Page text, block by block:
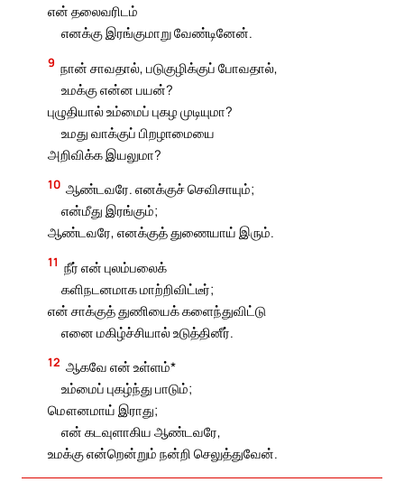
என் தலைவரிடம்
எனக்கு இரங்குமாறு வேண்டினேன்.
9 நான் சாவதால், படுகுழிக்குப் போவதால்,
உமக்கு என்ன பயன்?
புழுதியால் உம்மைப் புகழ முடியுமா?
உமது வாக்குப் பிறழாமையை
அறிவிக்க இயலுமா?
10 ஆண்டவரே. எனக்குச் செவிசாயும்;
என்மீது இரங்கும்;
ஆண்டவரே, எனக்குத் துணையாய் இரும்.
11 நீர் என் புலம்பலைக்
களிநடனமாக மாற்றிவிட்டீர்;
என் சாக்குத் துணியைக் களைந்துவிட்டு
எனை மகிழ்ச்சியால் உடுத்தினீர்.
12 ஆகவே என் உள்ளம்*
உம்மைப் புகழ்ந்து பாடும்;
மௌனமாய் இராது;
என் கடவுளாகிய ஆண்டவரே,
உமக்கு என்றென்றும் நன்றி செலுத்துவேன்.